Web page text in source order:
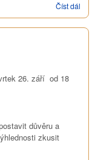
Číst dál
vzor
26. září od 18
důvěru a
zkusit